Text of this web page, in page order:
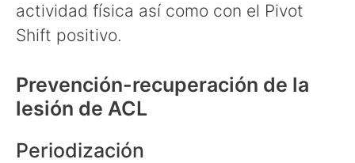
actividad física así como con el Pivot
Shift positivo.
Prevención-recuperación de la
lesión de ACL
Periodización